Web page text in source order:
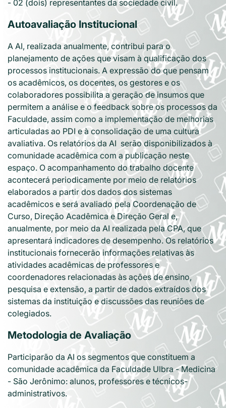
- 02 (dois) representantes da sociedade civil.
Autoavaliação Institucional
A AI, realizada anualmente, contribui para o
planejamento de ações que visam à qualificação dos
processos institucionais. A expressão do que pensam
os acadêmicos, os docentes, os gestores e os
colaboradores possibilita a geração de insumos que
permitem a análise e o feedback sobre os processos da
Faculdade, assim como a implementação de melhorias
articuladas ao PDI e à consolidação de uma cultura
avaliativa. Os relatórios da AI serão disponibilizados à
comunidade acadêmica com a publicação neste
espaço. O acompanhamento do trabalho docente
acontecerá periodicamente por meio de relatórios
elaborados a partir dos dados dos sistemas
acadêmicos e será avaliado pela Coordenação de
Curso, Direção Acadêmica e Direção Geral e,
anualmente, por meio da AI realizada pela CPA, que
apresentará indicadores de desempenho. Os relatórios
institucionais fornecerão informações relativas às
atividades acadêmicas de professores e
coordenadores relacionadas às ações de ensino,
pesquisa e extensão, a partir de dados extraídos dos
sistemas da instituição e discussões das reuniões de
colegiados.
Metodologia de Avaliação
Participarão da AI os segmentos que constituem a
comunidade acadêmica da Faculdade Ulbra - Medicina
- São Jerônimo: alunos, professores e técnicos-
administrativos.